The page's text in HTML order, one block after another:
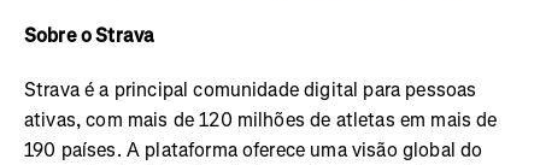
Sobre o Strava
Strava é a principal comunidade digital para pessoas
ativas, com mais de 120 milhões de atletas em mais de
190 países. A plataforma oferece uma visão global do